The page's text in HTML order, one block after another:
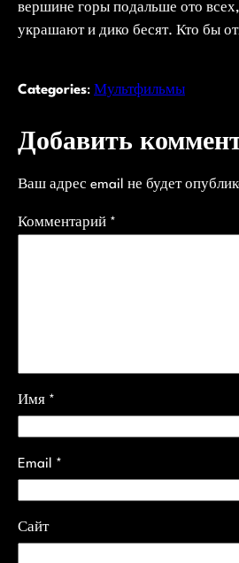
вершине горы подальше ото
украшают и дико бесят. Кто бы
Categories: Мультфильмы
Добавить
Ваш адрес email не будет
Комментарий *
Имя *
Email *
Сайт